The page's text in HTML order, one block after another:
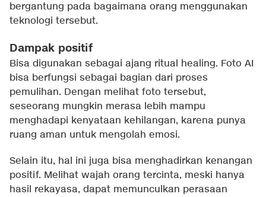
bergantung pada bagaimana orang menggunakan
teknologi tersebut.
Dampak positif
Bisa digunakan sebagai ajang ritual healing. Foto AI
bisa berfungsi sebagai bagian dari proses
pemulihan. Dengan melihat foto tersebut,
seseorang mungkin merasa lebih mampu
menghadapi kenyataan kehilangan, karena punya
ruang aman untuk mengolah emosi.
Selain itu, hal ini juga bisa menghadirkan kenangan
positif. Melihat wajah orang tercinta, meski hanya
hasil rekayasa, dapat memunculkan perasaan